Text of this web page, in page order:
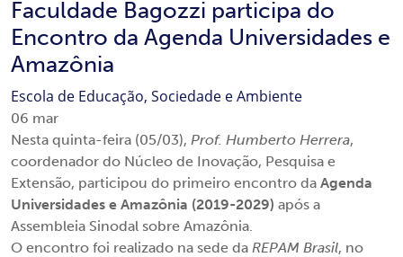
Faculdade Bagozzi participa do
Encontro da Agenda Universidades e
Amazônia
Escola de Educação, Sociedade e Ambiente
06 mar
Nesta quinta-feira (05/03), Prof. Humberto Herrera,
coordenador do Núcleo de Inovação, Pesquisa e
Extensão, participou do primeiro encontro da Agenda
Universidades e Amazônia (2019-2029) após a
Assembleia Sinodal sobre Amazônia.
O encontro foi realizado na sede da REPAM Brasil, no